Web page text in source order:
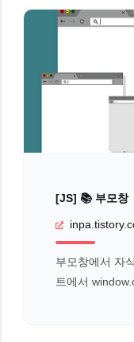
[JS] 📚 부모창
부모창에서 자
트에서